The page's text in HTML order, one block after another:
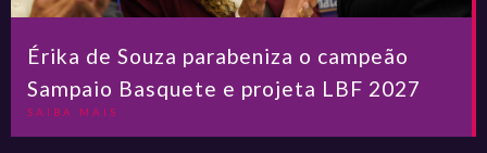
Érika de Souza parabeniza o campeão
Sampaio Basquete e projeta LBF 2027
SAIBA MAIS